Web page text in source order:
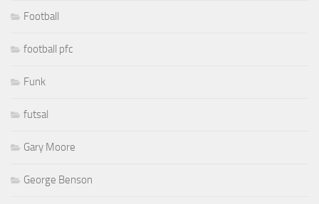
Football
football pfc
Funk
futsal
Gary Moore
George Benson